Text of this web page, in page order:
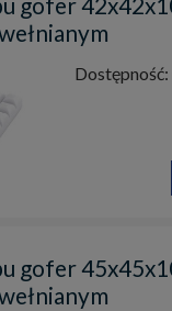
Dostępność:
gofer